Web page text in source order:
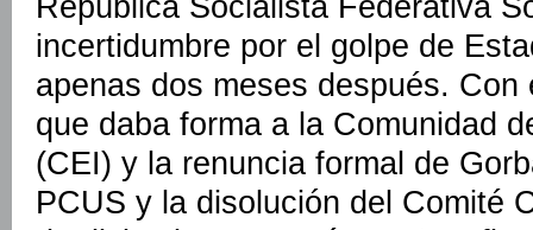
incertidumbre por el golpe de
apenas dos meses después.
que daba forma a la Comunidad
(CEI) y la renuncia formal de
PCUS y la disolución del Comité